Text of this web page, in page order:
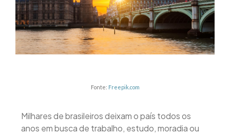
Fonte: Freepik.com
Milhares de brasileiros deixam o país todos os
anos em busca de trabalho, estudo, moradia ou